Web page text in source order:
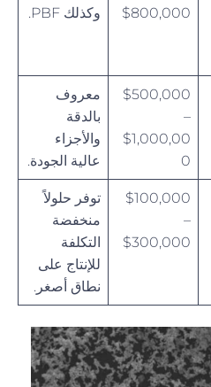
$800,000
وكذلك PBF.
$500,000
–
$1,000,00
0
معروف
بالدقة
والأجزاء
عالية الجودة.
$100,000
–
$300,000
توفر حلولاً
منخفضة
التكلفة
للإنتاج على
نطاق أصغر.